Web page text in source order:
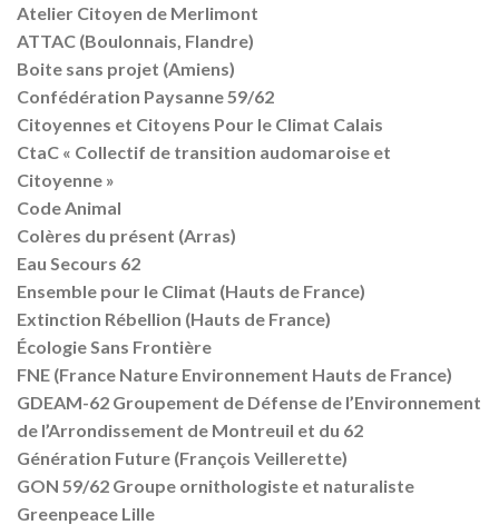
Atelier Citoyen de Merlimont
ATTAC (Boulonnais, Flandre)
Boite sans projet (Amiens)
Confédération Paysanne 59/62
Citoyennes et Citoyens Pour le Climat Calais
CtaC « Collectif de transition audomaroise et
Citoyenne »
Code Animal
Colères du présent (Arras)
Eau Secours 62
Ensemble pour le Climat (Hauts de France)
Extinction Rébellion (Hauts de France)
Écologie Sans Frontière
FNE (France Nature Environnement Hauts de France)
GDEAM-62 Groupement de Défense de l’Environnement
de l’Arrondissement de Montreuil et du 62
Génération Future (François Veillerette)
GON 59/62 Groupe ornithologiste et naturaliste
Greenpeace Lille